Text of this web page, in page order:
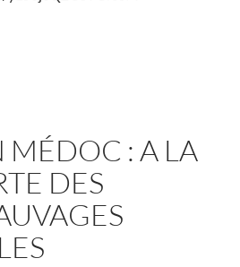
MÉDOC : A LA
DES